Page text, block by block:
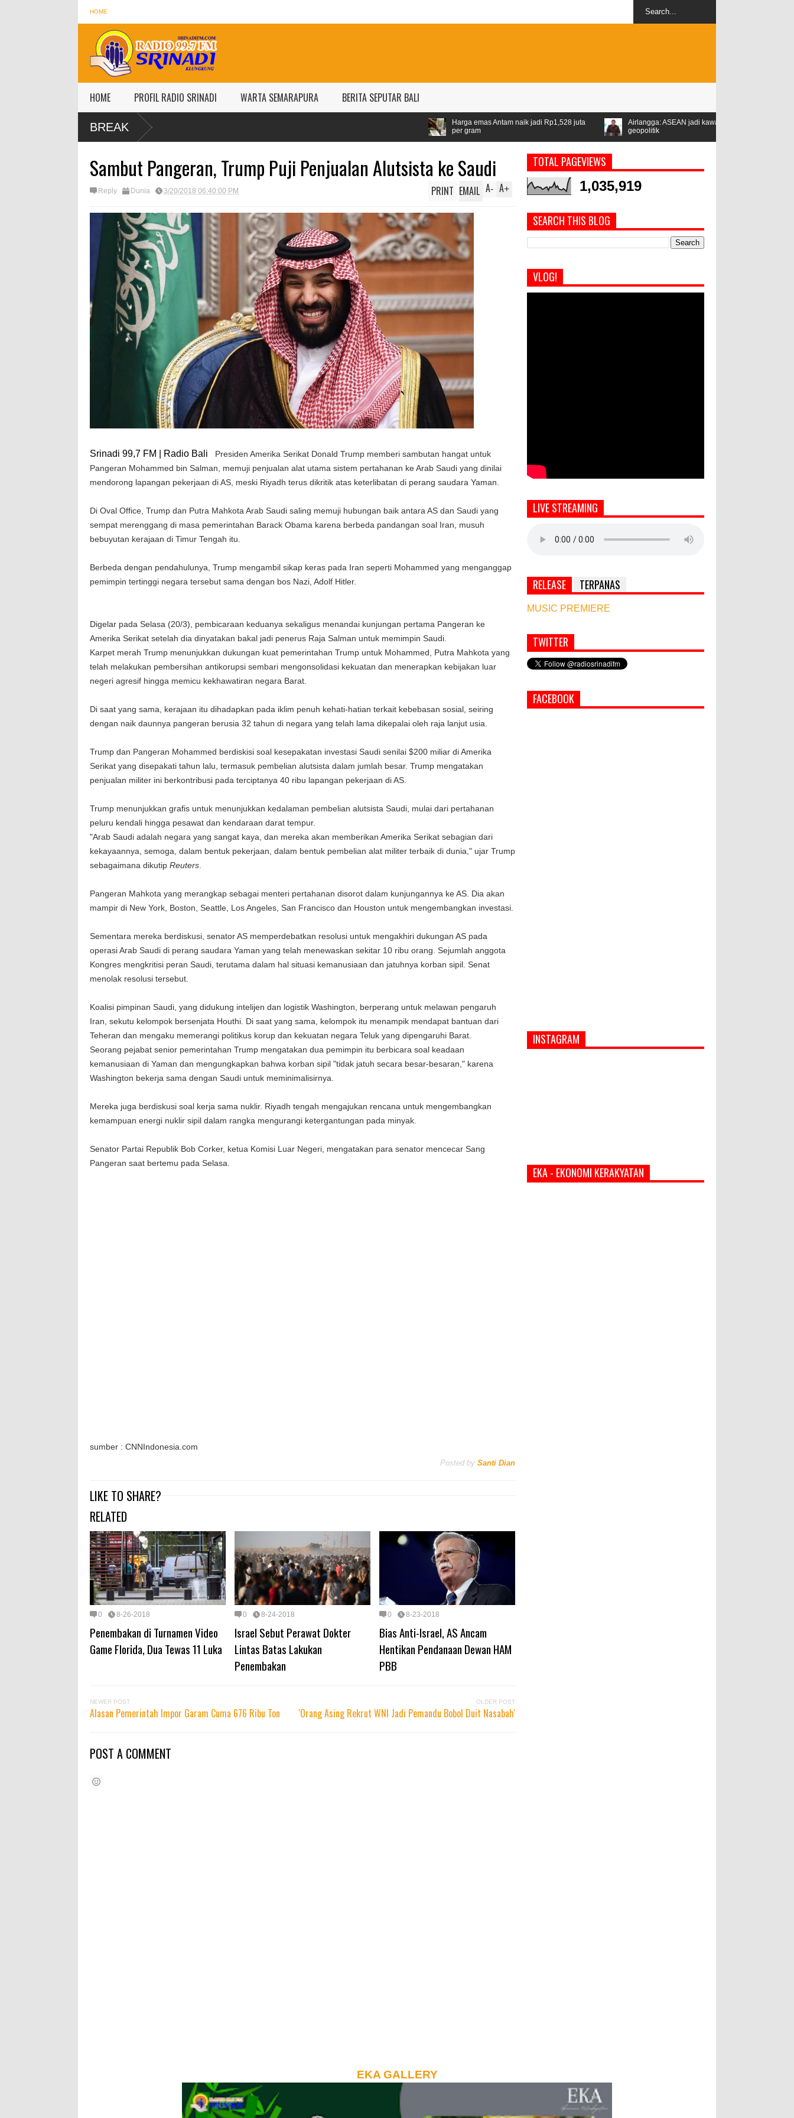
HOME
HOME PROFIL RADIO SRINADI WARTA SEMARAPURA BERITA SEPUTAR BALI
BREAK
Harga emas Antam naik jadi Rp1,528 juta
Airlangga: ASEAN jadi kawasan stabil di tengah ketegangan
Sambut Pangeran, Trump Puji Penjualan Alutsista ke Saudi
Reply Dunia 3/20/2018 06:40:00 PM A+
A-
PRINT EMAIL
Srinadi 99,7 FM | Radio Bali Presiden Amerika Serikat Donald Trump memberi sambutan hangat untuk
Pangeran Mohammed bin Salman, memuji penjualan alat utama sistem pertahanan ke Arab Saudi yang dinilai
mendorong lapangan pekerjaan di AS, meski Riyadh terus dikritik atas keterlibatan di perang saudara Yaman.
Di Oval Office, Trump dan Putra Mahkota Arab Saudi saling memuji hubungan baik antara AS dan Saudi yang
sempat merenggang di masa pemerintahan Barack Obama karena berbeda pandangan soal Iran, musuh
bebuyutan kerajaan di Timur Tengah itu.
Berbeda dengan pendahulunya, Trump mengambil sikap keras pada Iran seperti Mohammed yang menganggap
pemimpin tertinggi negara tersebut sama dengan bos Nazi, Adolf Hitler.
Digelar pada Selasa (20/3), pembicaraan keduanya sekaligus menandai kunjungan pertama Pangeran ke
Amerika Serikat setelah dia dinyatakan bakal jadi penerus Raja Salman untuk memimpin Saudi.
Karpet merah Trump menunjukkan dukungan kuat pemerintahan Trump untuk Mohammed, Putra Mahkota yang
telah melakukan pembersihan antikorupsi sembari mengonsolidasi kekuatan dan menerapkan kebijakan luar
negeri agresif hingga memicu kekhawatiran negara Barat.
Di saat yang sama, kerajaan itu dihadapkan pada iklim penuh kehati-hatian terkait kebebasan sosial, seiring
dengan naik daunnya pangeran berusia 32 tahun di negara yang telah lama dikepalai oleh raja lanjut usia.
Trump dan Pangeran Mohammed berdiskisi soal kesepakatan investasi Saudi senilai $200 miliar di Amerika
Serikat yang disepakati tahun lalu, termasuk pembelian alutsista dalam jumlah besar. Trump mengatakan
penjualan militer ini berkontribusi pada terciptanya 40 ribu lapangan pekerjaan di AS.
Trump menunjukkan grafis untuk menunjukkan kedalaman pembelian alutsista Saudi, mulai dari pertahanan
peluru kendali hingga pesawat dan kendaraan darat tempur.
"Arab Saudi adalah negara yang sangat kaya, dan mereka akan memberikan Amerika Serikat sebagian dari
kekayaannya, semoga, dalam bentuk pekerjaan, dalam bentuk pembelian alat militer terbaik di dunia," ujar Trump
sebagaimana dikutip Reuters.
Pangeran Mahkota yang merangkap sebagai menteri pertahanan disorot dalam kunjungannya ke AS. Dia akan
mampir di New York, Boston, Seattle, Los Angeles, San Francisco dan Houston untuk mengembangkan investasi.
Sementara mereka berdiskusi, senator AS memperdebatkan resolusi untuk mengakhiri dukungan AS pada
operasi Arab Saudi di perang saudara Yaman yang telah menewaskan sekitar 10 ribu orang. Sejumlah anggota
Kongres mengkritisi peran Saudi, terutama dalam hal situasi kemanusiaan dan jatuhnya korban sipil. Senat
menolak resolusi tersebut.
Koalisi pimpinan Saudi, yang didukung intelijen dan logistik Washington, berperang untuk melawan pengaruh
Iran, sekutu kelompok bersenjata Houthi. Di saat yang sama, kelompok itu menampik mendapat bantuan dari
Teheran dan mengaku memerangi politikus korup dan kekuatan negara Teluk yang dipengaruhi Barat.
Seorang pejabat senior pemerintahan Trump mengatakan dua pemimpin itu berbicara soal keadaan
kemanusiaan di Yaman dan mengungkapkan bahwa korban sipil "tidak jatuh secara besar-besaran," karena
Washington bekerja sama dengan Saudi untuk meminimalisirnya.
Mereka juga berdiskusi soal kerja sama nuklir. Riyadh tengah mengajukan rencana untuk mengembangkan
kemampuan energi nuklir sipil dalam rangka mengurangi ketergantungan pada minyak.
Senator Partai Republik Bob Corker, ketua Komisi Luar Negeri, mengatakan para senator mencecar Sang
Pangeran saat bertemu pada Selasa.
sumber : CNNIndonesia.com
Posted by Santi Dian
LIKE TO SHARE?
RELATED
0 8-26-2018
Penembakan di Turnamen Video
Game Florida, Dua Tewas 11 Luka
0 8-24-2018
Israel Sebut Perawat Dokter
Lintas Batas Lakukan
Penembakan
0 8-23-2018
Bias Anti-Israel, AS Ancam
Hentikan Pendanaan Dewan HAM
PBB
NEWER POST
Alasan Pemerintah Impor Garam Cuma 676 Ribu Ton
OLDER POST
'Orang Asing Rekrut WNI Jadi Pemandu Bobol Duit Nasabah'
POST A COMMENT
TOTAL PAGEVIEWS
1,035,919
SEARCH THIS BLOG
VLOG!
LIVE STREAMING
RELEASE TERPANAS
MUSIC PREMIERE
Simbol Persahabatan, RI Bangun Islamic Centre
di Afghanistan
PASAR MURAH
TWITTER
FACEBOOK
INSTAGRAM
EKA - EKONOMI KERAKYATAN
EKA GALLERY